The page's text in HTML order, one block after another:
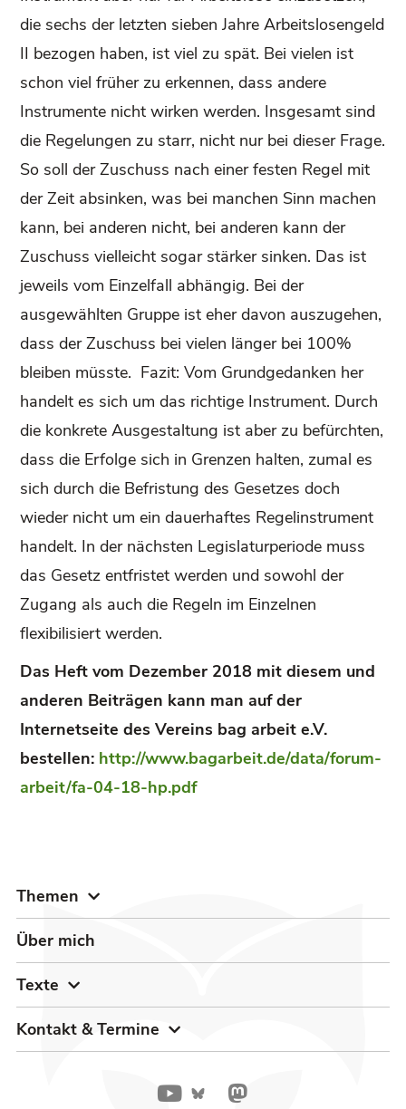
die sechs der letzten sieben Jahre Arbeitslosengeld
II bezogen haben, ist viel zu spät. Bei vielen ist
schon viel früher zu erkennen, dass andere
Instrumente nicht wirken werden. Insgesamt sind
die Regelungen zu starr, nicht nur bei dieser Frage.
So soll der Zuschuss nach einer festen Regel mit
der Zeit absinken, was bei manchen Sinn machen
kann, bei anderen nicht, bei anderen kann der
Zuschuss vielleicht sogar stärker sinken. Das ist
jeweils vom Einzelfall abhängig. Bei der
ausgewählten Gruppe ist eher davon auszugehen,
dass der Zuschuss bei vielen länger bei 100%
bleiben müsste. Fazit: Vom Grundgedanken her
handelt es sich um das richtige Instrument. Durch
die konkrete Ausgestaltung ist aber zu befürchten,
dass die Erfolge sich in Grenzen halten, zumal es
sich durch die Befristung des Gesetzes doch
wieder nicht um ein dauerhaftes Regelinstrument
handelt. In der nächsten Legislaturperiode muss
das Gesetz entfristet werden und sowohl der
Zugang als auch die Regeln im Einzelnen
flexibilisiert werden.
Das Heft vom Dezember 2018 mit diesem und
anderen Beiträgen kann man auf der
Internetseite des Vereins bag arbeit e.V.
bestellen: http://www.bagarbeit.de/data/forum-
arbeit/fa-04-18-hp.pdf
Themen
Über mich
Texte
Kontakt & Termine